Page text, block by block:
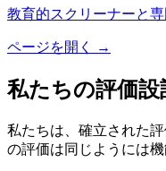
教育的スクリーナーと
ページを開く →
私たちの評価
私たちは、確立された
の評価は同じようには